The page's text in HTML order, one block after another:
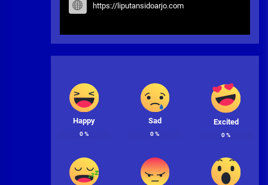
https://liputansidoarjo.com
Happy
0%
Sad
0%
Excited
0%